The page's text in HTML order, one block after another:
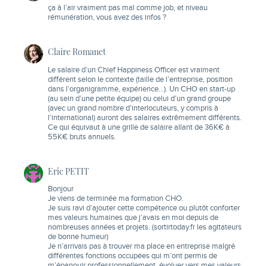
ça à l’air vraiment pas mal comme job, et niveau
rémunération, vous avez des infos ?
Claire Romanet
Le salaire d’un Chief Happiness Officer est vraiment
différent selon le contexte (taille de l’entreprise, position
dans l’organigramme, expérience…). Un CHO en start-up
(au sein d’une petite équipe) ou celui d’un grand groupe
(avec un grand nombre d’interlocuteurs, y compris à
l’international) auront des salaires extrêmement différents.
Ce qui équivaut à une grille de salaire allant de 36K€ à
55K€ bruts annuels.
Eric PETIT
Bonjour
Je viens de terminée ma formation CHO.
Je suis ravi d’ajouter cette compétence ou plutôt conforter
mes valeurs humaines que j’avais en moi depuis de
nombreuses années et projets. (sortirtoday.fr les agitateurs
de bonne humeur)
Je n’arrivais pas à trouver ma place en entreprise malgré
différentes fonctions occupées qui m’ont permis de